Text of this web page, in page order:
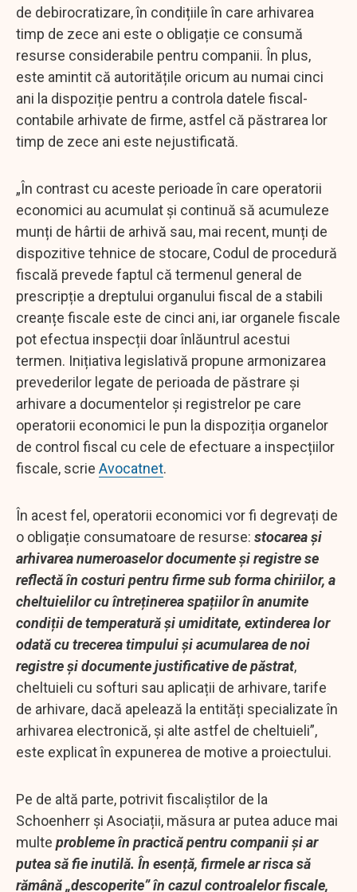
de debirocratizare, în condițiile în care arhivarea
timp de zece ani este o obligație ce consumă
resurse considerabile pentru companii. În plus,
este amintit că autoritățile oricum au numai cinci
ani la dispoziție pentru a controla datele fiscal-
contabile arhivate de firme, astfel că păstrarea lor
timp de zece ani este nejustificată.
„În contrast cu aceste perioade în care operatorii
economici au acumulat și continuă să acumuleze
munți de hârtii de arhivă sau, mai recent, munți de
dispozitive tehnice de stocare, Codul de procedură
fiscală prevede faptul că termenul general de
prescripție a dreptului organului fiscal de a stabili
creanțe fiscale este de cinci ani, iar organele fiscale
pot efectua inspecții doar înlăuntrul acestui
termen. Inițiativa legislativă propune armonizarea
prevederilor legate de perioada de păstrare și
arhivare a documentelor și registrelor pe care
operatorii economici le pun la dispoziția organelor
de control fiscal cu cele de efectuare a inspecțiilor
fiscale, scrie Avocatnet.
În acest fel, operatorii economici vor fi degrevați de
o obligație consumatoare de resurse: stocarea și
arhivarea numeroaselor documente și registre se
reflectă în costuri pentru firme sub forma chiriilor, a
cheltuielilor cu întreținerea spațiilor în anumite
condiții de temperatură și umiditate, extinderea lor
odată cu trecerea timpului și acumularea de noi
registre și documente justificative de păstrat,
cheltuieli cu softuri sau aplicații de arhivare, tarife
de arhivare, dacă apelează la entități specializate în
arhivarea electronică, și alte astfel de cheltuieli”,
este explicat în expunerea de motive a proiectului.
Pe de altă parte, potrivit fiscaliștilor de la
Schoenherr și Asociații, măsura ar putea aduce mai
multe probleme în practică pentru companii și ar
putea să fie inutilă. În esență, firmele ar risca să
rămână „descoperite” în cazul controalelor fiscale,